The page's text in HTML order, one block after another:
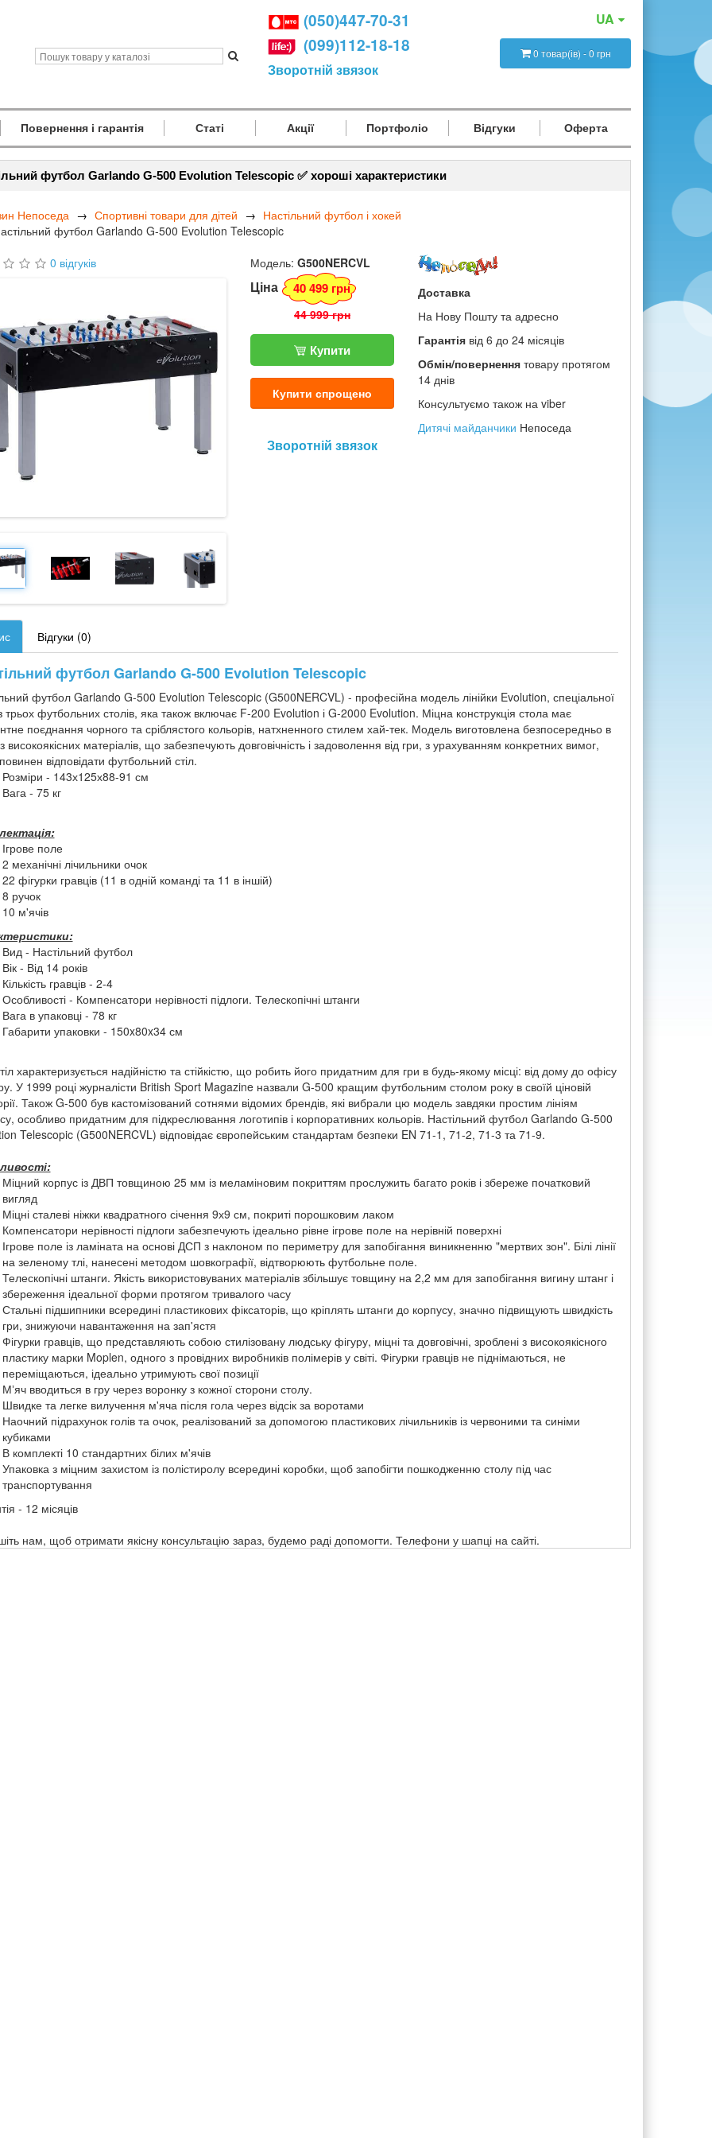
(050)447-70-31
(099)112-18-18
Зворотній звязок
UA
0 товар(ів) - 0 грн
Повернення і гарантія Статі Акції Портфоліо Відгуки Оферта
футбол Garlando G-500 Evolution Telescopic ✅ хороші характеристики
Непоседа Спортивні товари для дітей
Настільний футбол і хокей
футбол Garlando G-500 Evolution Telescopic
0 відгуків
Модель: G500NERCVL
Ціна 40 499 грн
44 999 грн
Купити
Купити спрощено
Зворотній звязок
Доставка
На Нову Пошту та адресно
Гарантія від 6 до 24 місяців
Обмін/повернення товару протягом
14 днів
Консультуємо також на viber
Дитячі майданчики Непоседа
Відгуки (0)
футбол Garlando G-500 Evolution Telescopic
футбол Garlando G-500 Evolution Telescopic (G500NERCVL) - професійна модель лінійки Evolution, спеціальної
трьох футбольних столів, яка також включає F-200 Evolution і G-2000 Evolution. Міцна конструкція стола має
поєднання чорного та сріблястого кольорів, натхненного стилем хай-тек. Модель виготовлена безпосередньо в
з високоякісних матеріалів, що забезпечують довговічність і задоволення від гри, з урахуванням конкретних вимог,
відповідати футбольний стіл.
Розміри - 143х125х88-91 см
Вага - 75 кг
Ігрове поле
2 механічні лічильники очок
22 фігурки гравців (11 в одній команді та 11 в іншій)
8 ручок
10 м'ячів
Вид - Настільний футбол
Вік - Від 14 років
Кількість гравців - 2-4
Особливості - Компенсатори нерівності підлоги. Телескопічні штанги
Вага в упаковці - 78 кг
Габарити упаковки - 150x80x34 см
характеризується надійністю та стійкістю, що робить його придатним для гри в будь-якому місці: від дому до офісу
У 1999 році журналісти British Sport Magazine назвали G-500 кращим футбольним столом року в своїй ціновій
Також G-500 був кастомізований сотнями відомих брендів, які вибрали цю модель завдяки простим лініям
особливо придатним для підкреслювання логотипів і корпоративних кольорів. Настільний футбол Garlando G-500
Telescopic (G500NERCVL) відповідає європейським стандартам безпеки EN 71-1, 71-2, 71-3 та 71-9.
Міцний корпус із ДВП товщиною 25 мм із меламіновим покриттям прослужить багато років і збереже початковий
вигляд
Міцні сталеві ніжки квадратного січення 9х9 см, покриті порошковим лаком
Компенсатори нерівності підлоги забезпечують ідеально рівне ігрове поле на нерівній поверхні
Ігрове поле із ламіната на основі ДСП з наклоном по периметру для запобігання виникненню "мертвих зон". Білі лінії
на зеленому тлі, нанесені методом шовкографії, відтворюють футбольне поле.
Телескопічні штанги. Якість використовуваних матеріалів збільшує товщину на 2,2 мм для запобігання вигину штанг і
збереження ідеальної форми протягом тривалого часу
Стальні підшипники всередині пластикових фіксаторів, що кріплять штанги до корпусу, значно підвищують швидкість
гри, знижуючи навантаження на зап'ястя
Фігурки гравців, що представляють собою стилізовану людську фігуру, міцні та довговічні, зроблені з високоякісного
пластику марки Moplen, одного з провідних виробників полімерів у світі. Фігурки гравців не піднімаються, не
переміщаються, ідеально утримують свої позиції
Мʼяч вводиться в гру через воронку з кожної сторони столу.
Швидке та легке вилучення м'яча після гола через відсік за воротами
Наочний підрахунок голів та очок, реалізований за допомогою пластикових лічильників із червоними та синіми
кубиками
В комплекті 10 стандартних білих м'ячів
Упаковка з міцним захистом із полістиролу всередині коробки, щоб запобігти пошкодженню столу під час
транспортування
- 12 місяців
нам, щоб отримати якісну консультацію зараз, будемо раді допомогти. Телефони у шапці на сайті.